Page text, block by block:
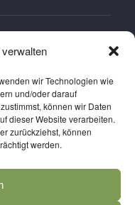
wir Technologien wie
und/oder darauf
können wir Daten
dieser Website verarbeiten.
zurückziehst, können
werden.